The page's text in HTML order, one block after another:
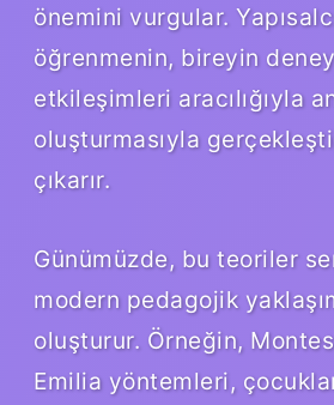
önemini vurgular.
öğrenmenin, bireyin
etkileşimleri aracılığıyla
oluşturmasıyla
çıkarır.
Günümüzde, bu teoriler
modern pedagojik
oluşturur. Örneğin,
Emilia yöntemleri,